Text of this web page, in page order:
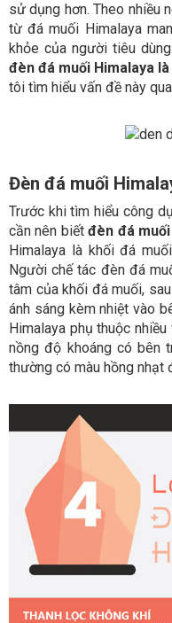
sử dụng hơn. Theo nhiều
từ đá muối Himalaya
khỏe của người tiêu
đèn đá muối Himalaya
tôi tìm hiểu vấn đề này
Đèn đá muối
Trước khi tìm hiểu công
cần nên biếtđèn đá
Himalaya là khối đá
Người chế tác đèn đá
tâm của khối đá muối,
ánh sáng kèm nhiệt vào
Himalaya phụ thuộc
nồng độ khoáng có bên
thường có màu hồng nhạt